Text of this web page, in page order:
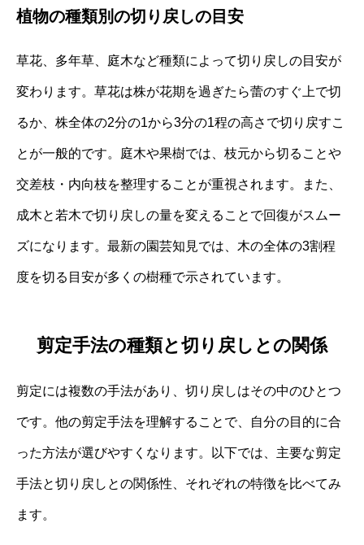
植物の種類別の切り戻しの目安
草花、多年草、庭木など種類によって切り戻しの目安が
変わります。草花は株が花期を過ぎたら蕾のすぐ上で切
るか、株全体の2分の1から3分の1程の高さで切り戻すこ
とが一般的です。庭木や果樹では、枝元から切ることや
交差枝・内向枝を整理することが重視されます。また、
成木と若木で切り戻しの量を変えることで回復がスムー
ズになります。最新の園芸知見では、木の全体の3割程
度を切る目安が多くの樹種で示されています。
剪定手法の種類と切り戻しとの関係
剪定には複数の手法があり、切り戻しはその中のひとつ
です。他の剪定手法を理解することで、自分の目的に合
った方法が選びやすくなります。以下では、主要な剪定
手法と切り戻しとの関係性、それぞれの特徴を比べてみ
ます。